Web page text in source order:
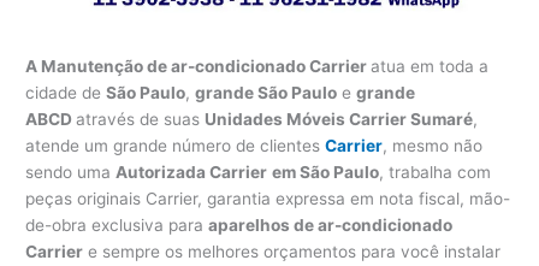
A Manutenção de ar-condicionado Carrieratua em toda a
cidade deSão Paulo,grande São Paulo egrande
ABCDatravés de suas Unidades Móveis Carrier Sumaré,
atende um grande número de clientesCarrier, mesmo não
sendo uma Autorizada Carrier em São Paulo, trabalha com
peças originais Carrier, garantia expressa em nota fiscal, mão-
de-obra exclusiva paraaparelhos de ar-condicionado
Carrier e sempre os melhores orçamentos para você instalar